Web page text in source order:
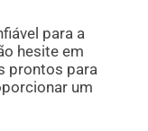
para a
hesite em
prontos para
um